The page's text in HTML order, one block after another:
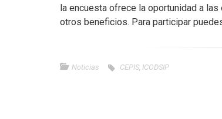
la encuesta ofrece la oportunidad a
otros beneficios. Para participar
Noticias CEPIS ICODSIP